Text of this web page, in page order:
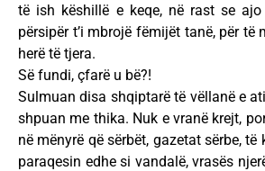
të ish këshillë e keqe, në rast se
përsipër t’i mbrojë fëmijët tanë, për të
herë të tjera.
Së fundi, çfarë u bë?!
Sulmuan disa shqiptarë të vëllanë e
shpuan me thika. Nuk e vranë krejt,
në mënyrë që sërbët, gazetat sërbe, të
paraqesin edhe si vandalë, vrasës